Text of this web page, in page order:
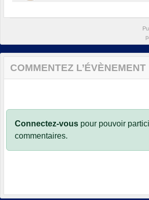
COMMENTEZ L’ÉVÈNEMENT
Connectez-vous pour pouvoir
commentaires.